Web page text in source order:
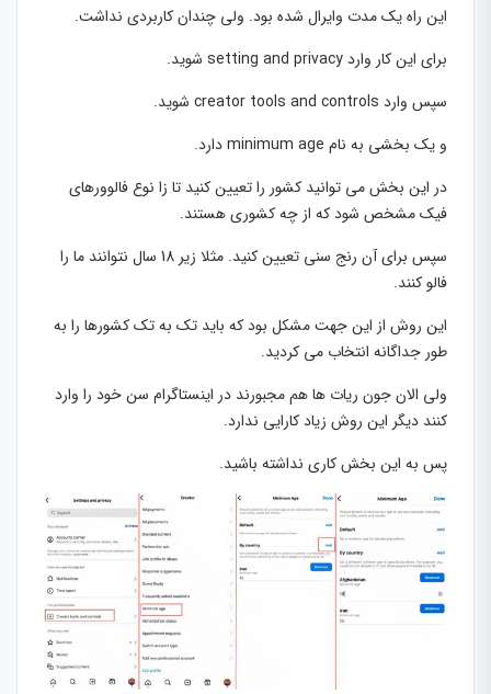
این راه یک مدت وایرال شده بود. ولی چندان کاربردی نداشت.
برای این کار وارد setting and privacy شوید.
سپس وارد creator tools and controls شوید.
و یک بخشی به نام minimum age دارد.
در این بخش می توانید کشور را تعیین کنید تا زا نوع فالوورهای
فیک مشخص شود که از چه کشوری هستند.
سپس برای آن رنج سنی تعیین کنید. مثلا زیر 18 سال نتوانند ما را
فالو کنند.
این روش از این جهت مشکل بود که باید تک به تک کشورها را به
طور جداگانه انتخاب می کردید.
ولی الان جون ریات ها هم مجبورند در اینستاگرام سن خود را وارد
کنند دیگر این روش زیاد کارایی ندارد.
پس به این بخش کاری نداشته باشید.